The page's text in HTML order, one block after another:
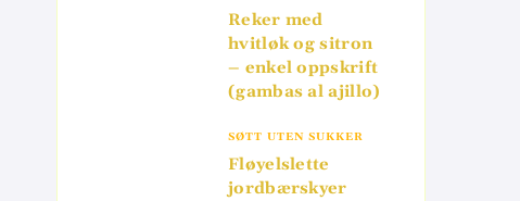
Reker med
hvitløk og sitron
– enkel oppskrift
(gambas al ajillo)
SØTT UTEN SUKKER
Fløyelslette
jordbærskyer